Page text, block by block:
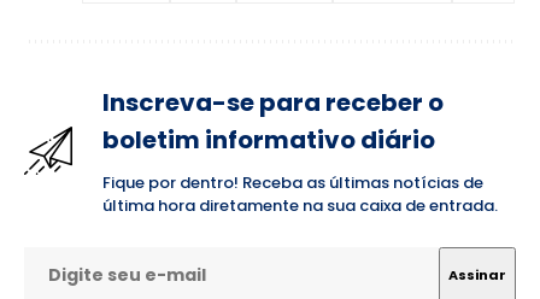
Inscreva-se para receber o
boletim informativo diário
Fique por dentro! Receba as últimas notícias de
última hora diretamente na sua caixa de entrada.